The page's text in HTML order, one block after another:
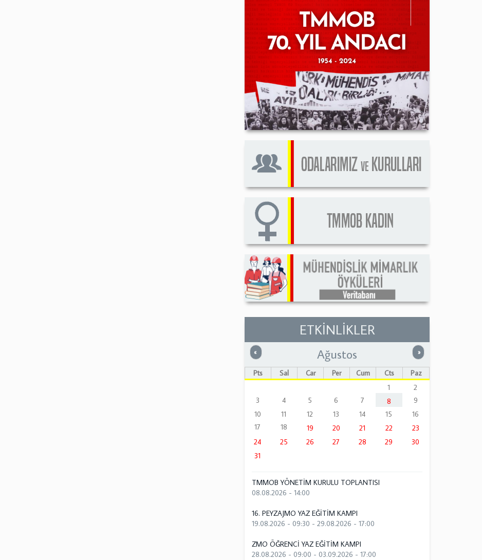
ETKİNLİKLER
« Önceki »Sonraki
Ağustos
Pts Sal Çar Per Cum Cts
Paz
1
2
3
4 5 6 7 8
9
10
11 12 13 14 15
16
17
18 19 20 21 22
23
24
25 26 27 28 29
30
31
TMMOB YÖNETİM KURULU TOPLANTISI
08.08.2026 - 14:00
16. PEYZAJMO YAZ EĞİTİM KAMPI
19.08.2026 - 09:30 -29.08.2026 - 17:00
ZMO ÖĞRENCİ YAZ EĞİTİM KAMPI
28.08.2026 - 09:00 -03.09.2026 - 17:00